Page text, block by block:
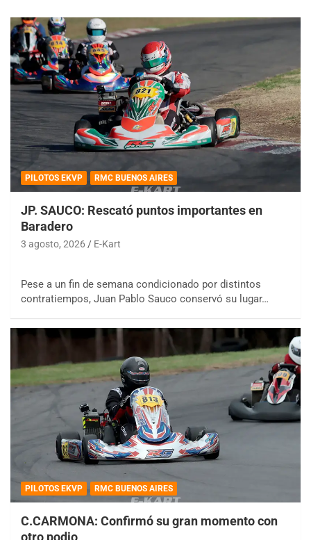
PILOTOS EKVP RMC BUENOS AIRES
JP. SAUCO: Rescató puntos importantes en
Baradero
3 agosto, 2026 E-Kart
Pese a un fin de semana condicionado por distintos
contratiempos, Juan Pablo Sauco conservó su lugar…
PILOTOS EKVP RMC BUENOS AIRES
C.CARMONA: Confirmó su gran momento con
otro podio